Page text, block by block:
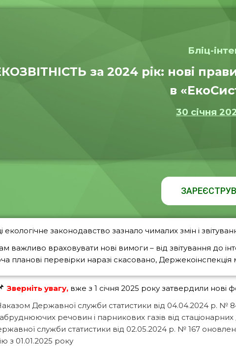
Бліц-
за 2024 рік: нові
в
30 січня
екологічне законодавство зазнало чималих змін і
важливо враховувати нові вимоги – від звітування до
планові перевірки наразі скасовано,
Зверніть увагу, вже з 1 січня 2025 року затвердили нові
Державної служби статистики від 04.04.2024 р. №
речовин і парникових газів від
служби статистики від 02.05.2024 р. № 167
з 01.01.2025 року